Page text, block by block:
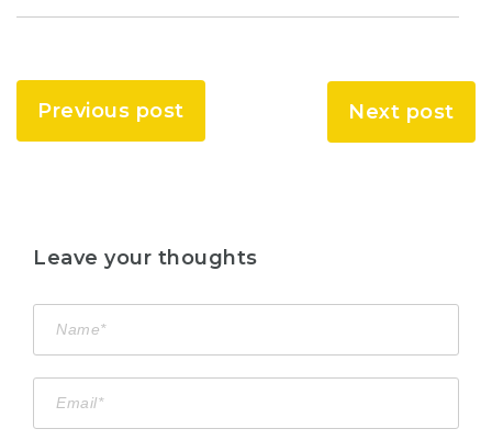
Previous post Next post
Leave your thoughts